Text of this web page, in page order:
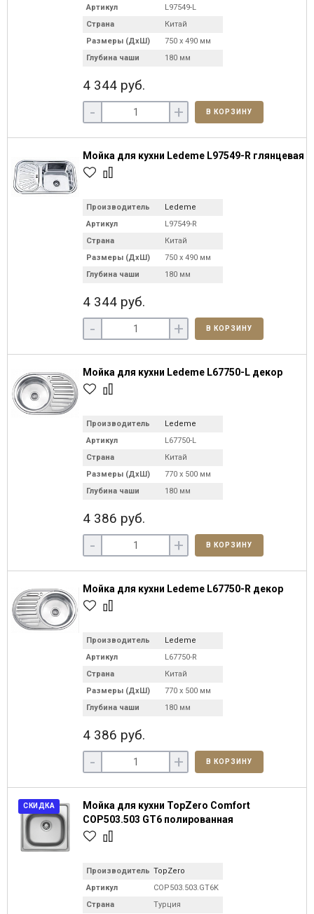
Артикул
L97549-L
Страна
Китай
Размеры (ДхШ)
750 х 490 мм
Глубина чаши
180 мм
4 344 руб.
- + В КОРЗИНУ
Мойка для кухни Ledeme L97549-R глянцевая
Производитель
Ledeme
Артикул
L97549-R
Страна
Китай
Размеры (ДхШ)
750 х 490 мм
Глубина чаши
180 мм
4 344 руб.
- + В КОРЗИНУ
Мойка для кухни Ledeme L67750-L декор
Производитель
Ledeme
Артикул
L67750-L
Страна
Китай
Размеры (ДхШ)
770 х 500 мм
Глубина чаши
180 мм
4 386 руб.
- + В КОРЗИНУ
Мойка для кухни Ledeme L67750-R декор
Производитель
Ledeme
Артикул
L67750-R
Страна
Китай
Размеры (ДхШ)
770 х 500 мм
Глубина чаши
180 мм
4 386 руб.
- + В КОРЗИНУ
СКИДКА
Мойка для кухни TopZero Comfort
COP503.503 GT6 полированная
Производитель TopZero
Артикул
COP503.503.GT6K
Страна
Турция